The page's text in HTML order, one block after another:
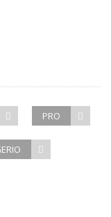
PRO